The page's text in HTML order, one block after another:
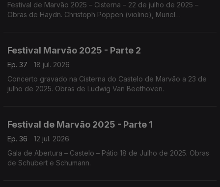
Festival de Marvão 2025 – Cisterna – 22 de julho de 2025 –
Obras de Haydn. Christoph Poppen (violino), Muriel
Festival Marvão 2025 - Parte 2
Ep. 37
18 jul. 2026
Concerto gravado na Cisterna do Castelo de Marvão a 23 de
julho de 2025. Obras de Ludwig Van Beethoven.
Festival de Marvão 2025 - Parte 1
Ep. 36
12 jul. 2026
Gala de Abertura – Castelo – Pátio 18 de Julho de 2025. Obras
de Schubert e Schumann.